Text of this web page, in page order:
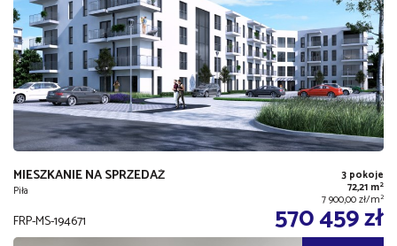
MIESZKANIE NA SPRZEDAŻ
Piła
3 pokoje
72,21 m2
7 900,00 zł/m2
FRP-MS-194671 570 459 zł